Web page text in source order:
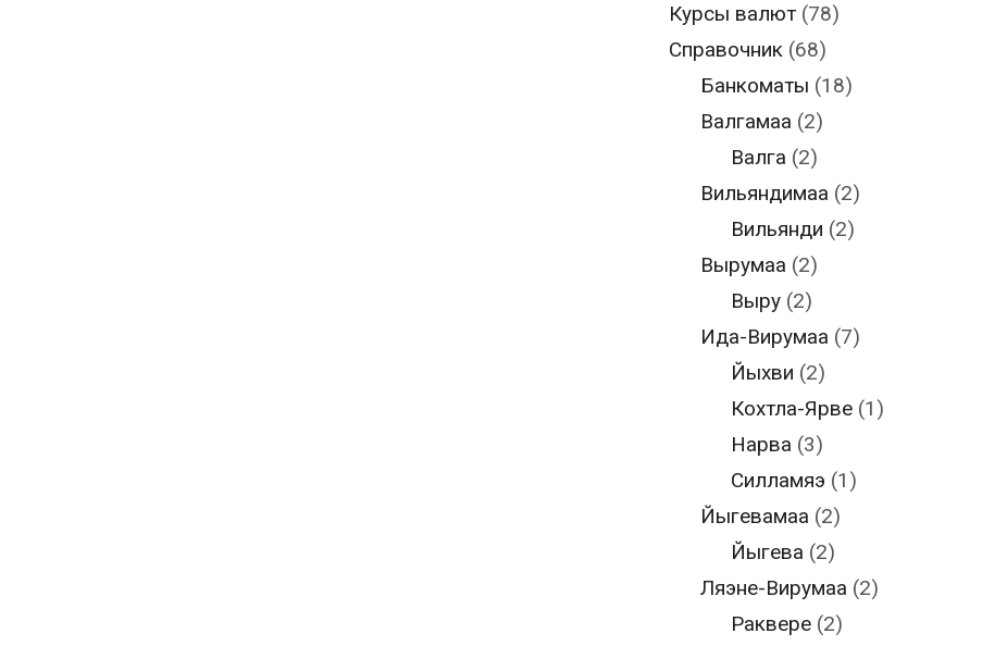
Курсы валют (78)
Справочник (68)
Банкоматы (18)
Валгамаа (2)
Валга (2)
Вильяндимаа (2)
Вильянди (2)
Вырумаа (2)
Выру (2)
Ида-Вирумаа (7)
Йыхви (2)
Кохтла-Ярве (1)
Нарва (3)
Силламяэ (1)
Йыгевамаа (2)
Йыгева (2)
Ляэне-Вирумаа (2)
Раквере (2)